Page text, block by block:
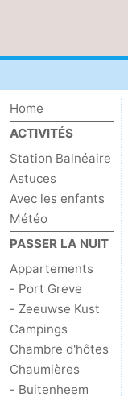
Brouwershaven
-
Bruinisse
-
Zierikzee
-
Nature
Oosterschelde
-
Burgh
Haamstede
-
Nature
Kop
van
Schouwen
Walcheren
-
Veere
-
Nature
-
Home
ACTIVITÉS
Station Balnéaire
Astuces
Avec les enfants
Météo
PASSER LA NUIT
Appartements
- Port Greve
- Zeeuwse Kust
Campings
Chambre d'hôtes
Chaumières
- Buitenheem